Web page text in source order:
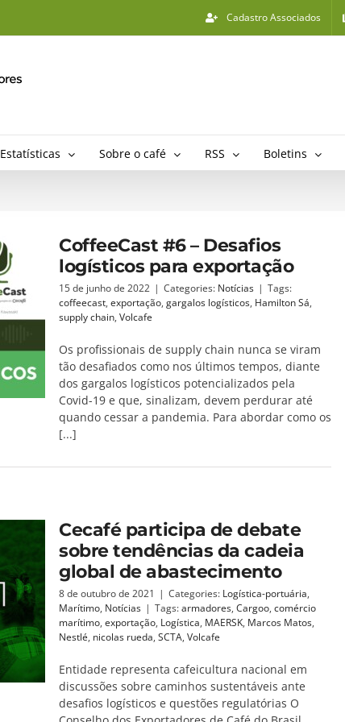
Cadastro Associados
Estatísticas Sobre o café RSS Boletins
CoffeeCast #6 – Desafios
logísticos para exportação
15 de junho de 2022 | Categories: Notícias | Tags:
coffeecast, exportação, gargalos logísticos, Hamilton Sá,
supply chain, Volcafe
Os profissionais de supply chain nunca se viram
tão desafiados como nos últimos tempos, diante
dos gargalos logísticos potencializados pela
Covid-19 e que, sinalizam, devem perdurar até
quando cessar a pandemia. Para abordar como os
[...]
Cecafé participa de debate
sobre tendências da cadeia
global de abastecimento
8 de outubro de 2021 | Categories: Logística-portuária,
Marítimo, Notícias | Tags:armadores, Cargoo, comércio
marítimo, exportação, Logística, MAERSK, Marcos Matos,
Nestlé, nicolas rueda, SCTA, Volcafe
Entidade representa cafeicultura nacional em
discussões sobre caminhos sustentáveis ante
desafios logísticos e questões regulatórias O